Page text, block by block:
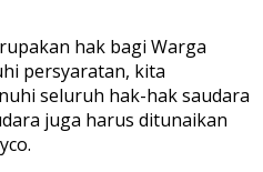
hak bagi Warga
persyaratan, kita
seluruh hak-hak saudara
juga harus ditunaikan